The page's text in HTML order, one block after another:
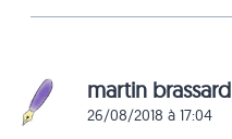
martin brassard
26/08/2018 à 17:04